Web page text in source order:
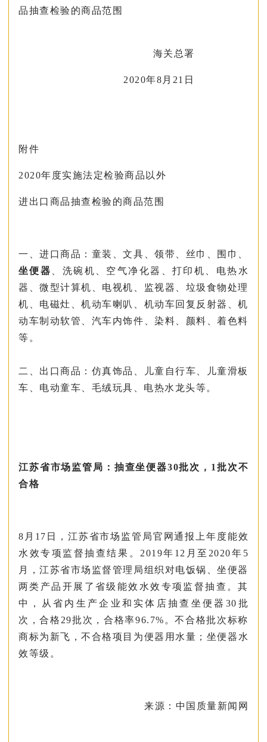
品抽查检验的商品范围
海关总署
2020年8月21日
附件
2020年度实施法定检验商品以外
进出口商品抽查检验的商品范围
一、进口商品：童装、文具、领带、丝巾、围巾、
坐便器
、洗碗机、空气净化器、打印机、电热水
器、微型计算机、电视机、监视器、垃圾食物处理
机、电磁灶、机动车喇叭、机动车回复反射器、机
动车制动软管、汽车内饰件、染料、颜料、着色料
等。
二、出口商品：仿真饰品、儿童自行车、儿童滑板
车、电动童车、毛绒玩具、电热水龙头等。
江苏省市场监管局：抽查坐便器30批次，1批次不
合格
8月17日，江苏省市场监管局官网通报上年度能效
水效专项监督抽查结果。2019年12月至2020年5
月，江苏省市场监督管理局组织对电饭锅、坐便器
两类产品开展了省级能效水效专项监督抽查。其
中，从省内生产企业和实体店抽查坐便器30批
次，合格29批次，合格率96.7%。不合格批次标称
商标为新飞，不合格项目为便器用水量；坐便器水
效等级。
来源：中国质量新闻网